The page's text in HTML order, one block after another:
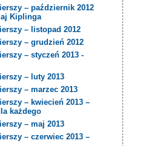
– październik 2012
Kiplinga
– listopad 2012
– grudzień 2012
– styczeń 2013 -
– luty 2013
– marzec 2013
– kwiecień 2013 –
każdego
– maj 2013
– czerwiec 2013 –